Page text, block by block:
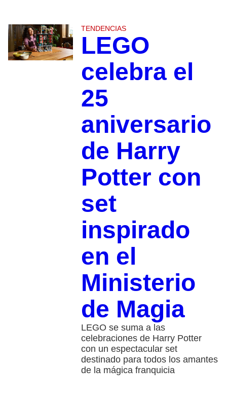
TENDENCIAS
LEGO
celebra el
25
aniversario
de Harry
Potter con
set
inspirado
en el
Ministerio
de Magia
LEGO se suma a las
celebraciones de Harry Potter
con un espectacular set
destinado para todos los amantes
de la mágica franquicia